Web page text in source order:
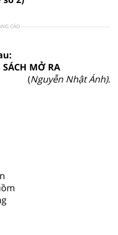
CÁO
MỞ RA
(Nguyễn Nhật Ánh).